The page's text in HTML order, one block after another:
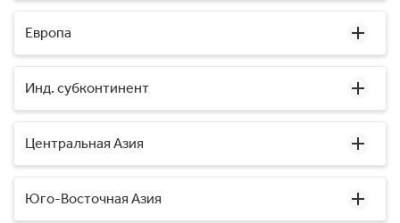
Европа
Инд. субконтинент
Центральная Азия
Юго-Восточная Азия